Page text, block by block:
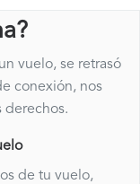
vuelo, se retrasó
conexión, nos
derechos.
de tu vuelo,